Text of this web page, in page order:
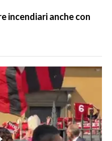
incendiari anche con